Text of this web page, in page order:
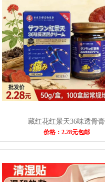
藏红花红景天36味透骨膏
价格：2.28元包邮